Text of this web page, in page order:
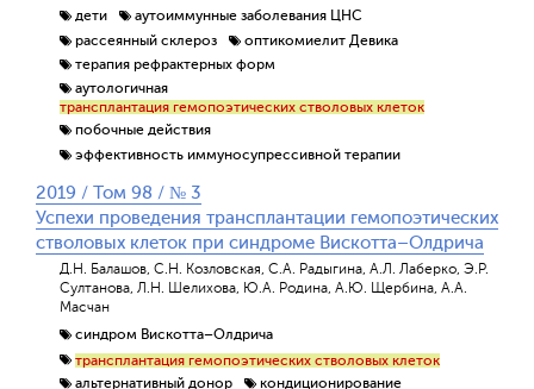
дети
аутоиммунные заболевания ЦНС
рассеянный склероз
оптикомиелит Девика
терапия рефрактерных форм
аутологичная
трансплантация гемопоэтических стволовых клеток
побочные действия
эффективность иммуносупрессивной терапии
2019 / Том 98 / № 3
Успехи проведения трансплантации гемопоэтических
стволовых клеток при синдроме Вискотта–Олдрича
Д.Н. Балашов, С.Н. Козловская, С.А. Радыгина, А.Л. Лаберко, Э.Р.
Султанова, Л.Н. Шелихова, Ю.А. Родина, А.Ю. Щербина, А.А.
Масчан
синдром Вискотта–Олдрича
трансплантация гемопоэтических стволовых клеток
альтернативный донор
кондиционирование